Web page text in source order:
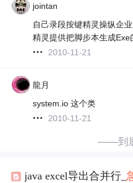
jointan
自己录段按键精灵操纵企
精灵提供把脚步本生成Exe
2010-11-21
龍月
system.io 这个类
2010-11-21
——到
java excel导出合并行_